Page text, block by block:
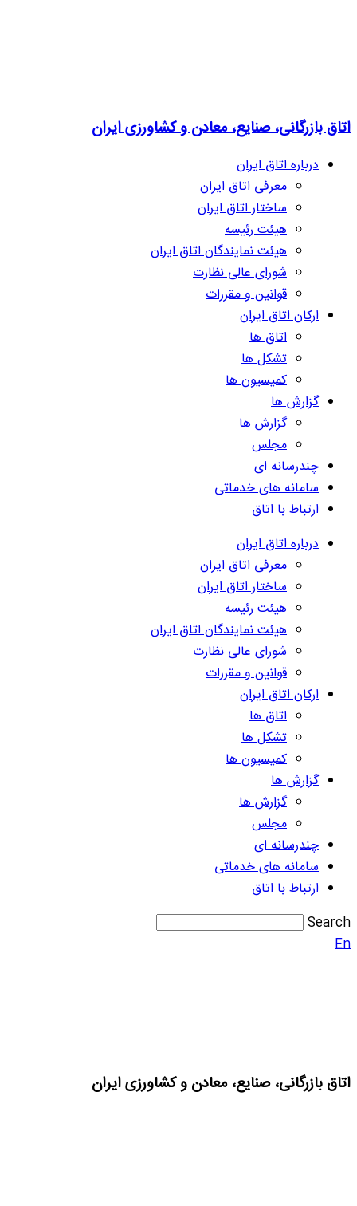
اتاق بازرگانی، صنایع، معادن و کشاورزی ایران
درباره اتاق ایران
معرفی اتاق ایران
ساختار اتاق ایران
هیئت رئیسه
هیئت نمایندگان اتاق ایران
شورای عالی نظارت
قوانین و مقررات
ارکان اتاق ایران
اتاق ها
تشکل ها
کمیسیون ها
گزارش ها
گزارش ها
مجلس
چندرسانه ای
سامانه های خدماتی
ارتباط با اتاق
درباره اتاق ایران
معرفی اتاق ایران
ساختار اتاق ایران
هیئت رئیسه
هیئت نمایندگان اتاق ایران
شورای عالی نظارت
قوانین و مقررات
ارکان اتاق ایران
اتاق ها
تشکل ها
کمیسیون ها
گزارش ها
گزارش ها
مجلس
چندرسانه ای
سامانه های خدماتی
ارتباط با اتاق
Search
En
اتاق بازرگانی، صنایع، معادن و کشاورزی ایران